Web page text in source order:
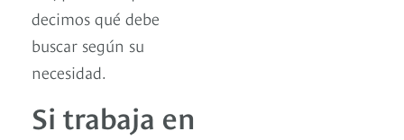
decimos qué debe
buscar según su
necesidad.
Si trabaja en